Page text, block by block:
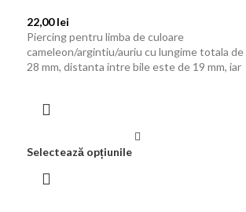
22,00lei
Piercing pentru limba de culoare
cameleon/argintiu/auriu cu lungime totala de
28 mm, distanta intre bile este de 19 mm, iar
Selectează opțiunile